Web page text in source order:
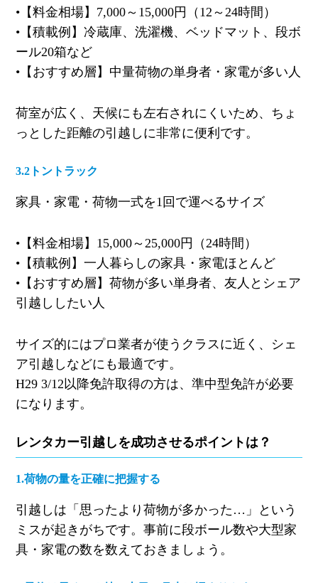
•【料金相場】 7,000～ 15,000円（ 12 ～ 24時間）
•【積載例】冷蔵庫、洗濯機、ベッドマット、段ボ
ール20箱など
•【おすすめ層】中量荷物の単身者・家電が多い人
荷室が広く、天候にも左右されにくいため、ちょ
っとした距離の引越しに非常に便利です。
3.2トントラック
家具・家電・荷物一式を1 回で運べるサイズ
•【料金相場】 15,000～ 25,000円（24時間）
•【積載例】一人暮らしの家具・家電ほとんど
•【おすすめ層】荷物が多い単身者、友人とシェア
引越ししたい人
サイズ的にはプロ業者が使うクラスに近く、シェ
ア引越しなどにも最適です。
H29 3/12以降免許取得の方は、準中型免許が必要
になります。
レンタカー引越しを成功させるポイントは？
1.荷物の量を正確に把握する
引越しは「思ったより荷物が多かった … 」という
ミスが起きがちです。事前に段ボール数や大型家
具・家電の数を数えておきましょう。